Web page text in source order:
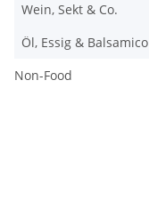
Wein, Sekt & Co.
Öl, Essig & Balsamico
Non-Food